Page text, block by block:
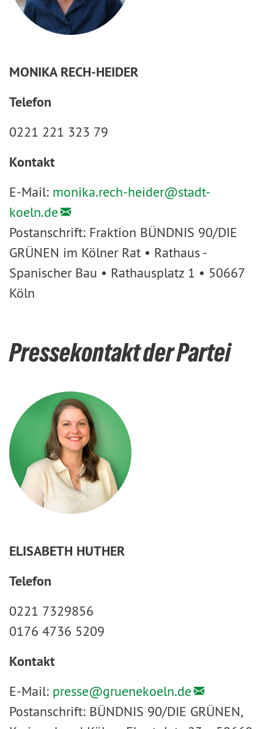
MONIKA RECH-HEIDER
Telefon
0221 221 323 79
Kontakt
E-Mail: monika.rech-heider@stadt-
koeln.de
Postanschrift: Fraktion BÜNDNIS 90/DIE
GRÜNEN im Kölner Rat • Rathaus -
Spanischer Bau • Rathausplatz 1 • 50667
Köln
Pressekontakt der Partei
ELISABETH HUTHER
Telefon
0221 7329856
0176 4736 5209
Kontakt
E-Mail: presse@gruenekoeln.de
Postanschrift: BÜNDNIS 90/DIE GRÜNEN,